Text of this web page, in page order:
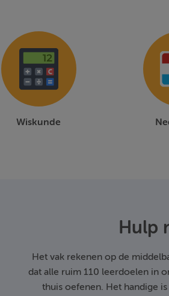
Wiskunde
Hulp
Het vak rekenen op de
dat alle ruim 110 leerdoelen in
thuis oefenen. Het handige